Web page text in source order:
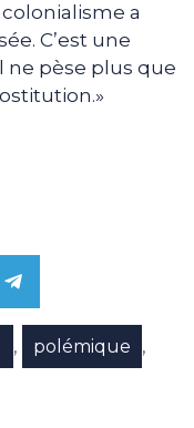
a
C’est une
ne pèse plus que
Share
on
Telegram
, polémique ,